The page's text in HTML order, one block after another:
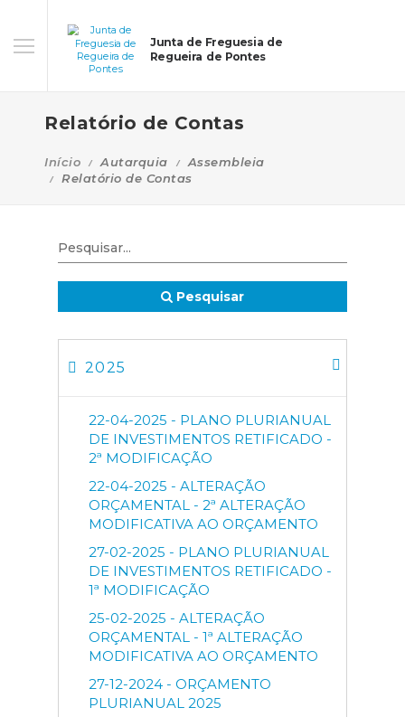
Junta de Freguesia de
Regueira de Pontes
Relatório de Contas
Início Autarquia
Assembleia
Relatório de Contas
Pesquisar
2025
22-04-2025 - PLANO PLURIANUAL
DE INVESTIMENTOS RETIFICADO -
2ª MODIFICAÇÃO
22-04-2025 - ALTERAÇÃO
ORÇAMENTAL - 2ª ALTERAÇÃO
MODIFICATIVA AO ORÇAMENTO
27-02-2025 - PLANO PLURIANUAL
DE INVESTIMENTOS RETIFICADO -
1ª MODIFICAÇÃO
25-02-2025 - ALTERAÇÃO
ORÇAMENTAL - 1ª ALTERAÇÃO
MODIFICATIVA AO ORÇAMENTO
27-12-2024 - ORÇAMENTO
PLURIANUAL 2025